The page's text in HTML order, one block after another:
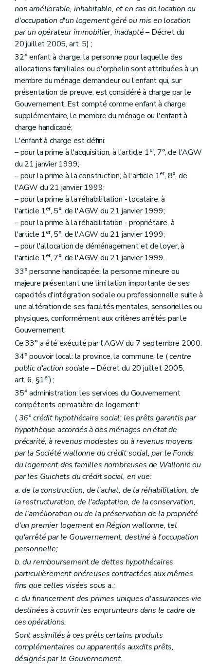
Section 5
Du comité d'orientation du Fonds
Art. 186
Chapitre V Des pouvoirs locaux
Art. 187
Art. 188
Art. 189
Art. 190
Chapitre VI Des organismes à finalité sociale
Section première Dispositions communes
Art. 191
Art. 192
Section 2 Des dispositions spécifiques aux agences immobilières sociales
Art. 193
Art. 194
Section 3
Art. 195
Art. 196
Art. 197
Section 4
Des dispositions spécifiques aux associations de promotion du logement
Art. 198
Art. 199
Chapitre VII (Du Conseil supérieur du logement
Art. 200
Titre IV
( Dispositions administratives et pénales
Art. 200 bis
Art. 200ter
Art. 201
Art. 202
Art. 202bis
Titre V Dispositions finales
Art. 203
Art. 204
Art. 205
Art. 206
Art. 207
non améliorable, inhabitable, et en cas de location ou
d'occupation d'un logement géré ou mis en location
par un opérateur immobilier, inadapté– Décret du
20 juillet 2005, art. 5) ;
32° enfant à charge: la personne pour laquelle des
allocations familiales ou d'orphelin sont attribuées à un
membre du ménage demandeur ou l'enfant qui, sur
présentation de preuve, est considéré à charge par le
Gouvernement. Est compté comme enfant à charge
supplémentaire, le membre du ménage ou l'enfant à
charge handicapé;
L'enfant à charge est défini:
– pour la prime à l'acquisition, à l'article 1er, 7°, de l'AGW
du 21 janvier 1999;
– pour la prime à la construction, à l'article 1er, 8°, de
l'AGW du 21 janvier 1999;
– pour la prime à la réhabilitation - locataire, à
l'article 1er, 5°, de l'AGW du 21 janvier 1999;
– pour la prime à la réhabilitation - propriétaire, à
l'article 1er, 5°, de l'AGW du 21 janvier 1999;
– pour l'allocation de déménagement et de loyer, à
l'article 1er, 7°, de l'AGW du 21 janvier 1999.
33° personne handicapée: la personne mineure ou
majeure présentant une limitation importante de ses
capacités d'intégration sociale ou professionnelle suite à
une altération de ses facultés mentales, sensorielles ou
physiques, conformément aux critères arrêtés par le
Gouvernement;
Ce 33° a été exécuté par l'AGW du 7 septembre 2000.
34° pouvoir local: la province, la commune, le (centre
public d'action sociale – Décret du 20 juillet 2005,
art. 6, §1er) ;
35° administration: les services du Gouvernement
compétents en matière de logement;
(36° crédit hypothécaire social: les prêts garantis par
hypothèque accordés à des ménages en état de
précarité, à revenus modestes ou à revenus moyens
par la Société wallonne du crédit social, par le Fonds
du logement des familles nombreuses de Wallonie ou
par les Guichets du crédit social, en vue:
a. de la construction, de l'achat, de la réhabilitation, de
la restructuration, de l'adaptation, de la conservation,
de l'amélioration ou de la préservation de la propriété
d'un premier logement en Région wallonne, tel
qu'arrêté par le Gouvernement, destiné à l'occupation
personnelle;
b. du remboursement de dettes hypothécaires
particulièrement onéreuses contractées aux mêmes
fins que celles visées sous a.;
c. du financement des primes uniques d'assurances vie
destinées à couvrir les emprunteurs dans le cadre de
ces opérations.
Sont assimilés à ces prêts certains produits
complémentaires ou apparentés auxdits prêts,
désignés par le Gouvernement.